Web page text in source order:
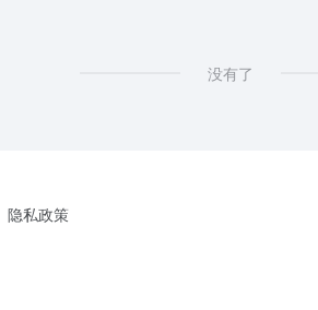
没有了
隐私政策